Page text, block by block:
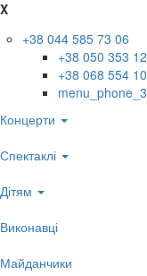
X
+38 044 585 73 06
+38 050 353
+38 068 554
menu_phone_3
Концерти
Спектаклі
Дітям
Виконавці
Майданчики